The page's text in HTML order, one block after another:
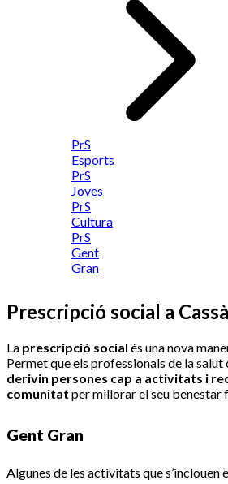
PrS
Esports
PrS
Joves
PrS
Cultura
PrS
Gent
Gran
Prescripció social a
La prescripció social és una nova
Permet que els professionals de la salut
derivin persones cap a activitats i
comunitat per millorar el seu benestar
Gent Gran
Algunes de les activitats que s’inclouen